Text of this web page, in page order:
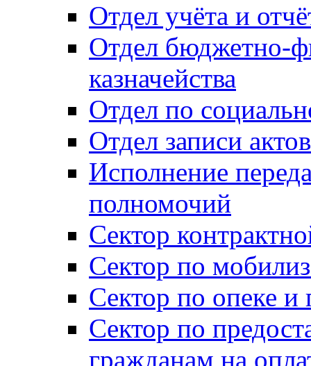
Отдел учёта и
Отдел бюджетно-
казначейства
Отдел по
Отдел записи
Исполнение
полномочий
Сектор
Сектор по
Сектор по опеке и
Сектор по
гражданам на